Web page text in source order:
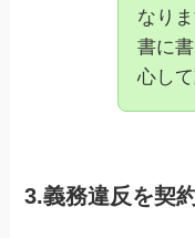
なり
書に
心し
3.義務違反を契